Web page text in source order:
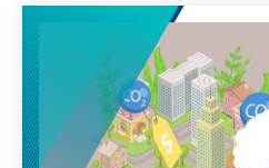
Investitionen und globale
Wertschöpfungsketten.
sollte daher nicht nur als
auch als
an der alle relevanten
müssen.